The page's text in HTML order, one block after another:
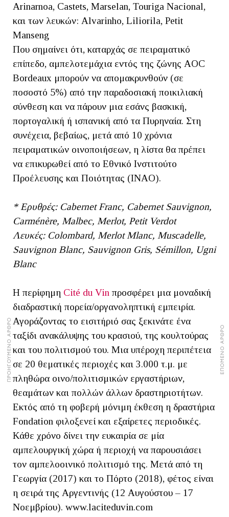
ΠΡΟΗΓΟΥΜΕΝΟ ΑΡΘΡΟ ΕΠΟΜΕΝΟ ΑΡΘΡΟ
Arinarnoa, Castets, Marselan, Touriga Nacional,
και των λευκών: Alvarinho, Liliorila, Petit
Manseng
Που σημαίνει ότι, καταρχάς σε πειραματικό
επίπεδο, αμπελοτεμάχια εντός της ζώνης AOC
Bordeaux μπορούν να απομακρυνθούν (σε
ποσοστό 5%) από την παραδοσιακή ποικιλιακή
σύνθεση και να πάρουν μια εσάνς βασκική,
πορτογαλική ή ισπανική από τα Πυρηναία. Στη
συνέχεια, βεβαίως, μετά από 10 χρόνια
πειραματικών οινοποιήσεων, η λίστα θα πρέπει
να επικυρωθεί από το Εθνικό Ινστιτούτο
Προέλευσης και Ποιότητας (INAO).
* Ερυθρές: Cabernet Franc, Cabernet Sauvignon,
Carménère, Malbec, Merlot, Petit Verdot
Λευκές: Colombard, Merlot Mlanc, Muscadelle,
Sauvignon Blanc, Sauvignon Gris, Sémillon, Ugni
Blanc
Η περίφημη Cité du Vin προσφέρει μια μοναδική
διαδραστική πορεία/οργανοληπτική εμπειρία.
Αγοράζοντας το εισιτήριό σας ξεκινάτε ένα
ταξίδι ανακάλυψης του κρασιού, της κουλτούρας
και του πολιτισμού του. Μια υπέροχη περιπέτεια
σε 20 θεματικές περιοχές και 3.000 τ.μ. με
πληθώρα οινο/πολιτισμικών εργαστήριων,
θεαμάτων και πολλών άλλων δραστηριοτήτων.
Εκτός από τη φοβερή μόνιμη έκθεση η δραστήρια
Fondation φιλοξενεί και εξαίρετες περιοδικές.
Κάθε χρόνο δίνει την ευκαιρία σε μία
αμπελουργική χώρα ή περιοχή να παρουσιάσει
τον αμπελοοινικό πολιτισμό της. Μετά από τη
Γεωργία (2017) και το Πόρτο (2018), φέτος είναι
η σειρά της Αργεντινής (12 Αυγούστου – 17
Νοεμβρίου). www.laciteduvin.com